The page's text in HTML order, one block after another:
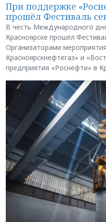
При поддержке
прошёл Фестиваль
В честь Международного
Красноярске прошёл
Организаторами
Красноярскнефтегаз» и
предприятия «Роснефти» в